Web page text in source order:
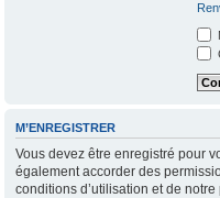
M’ENREGISTRER
Vous devez être enregistré pour
également accorder des
conditions d’utilisation et de